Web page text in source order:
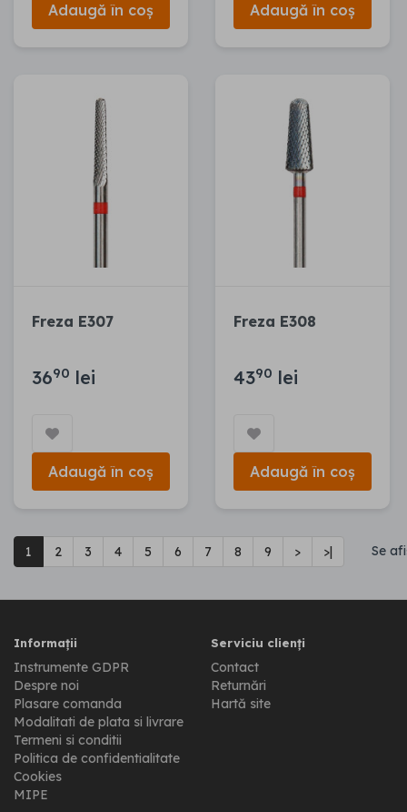
Adaugă în coș Adaugă în coș
Freza E307
3690 lei
Adaugă în coș
Freza E308
4390 lei
Adaugă în coș
1 2 3 4 5 6 7 8 9 > >| Se
Informații
Instrumente GDPR
Despre noi
Plasare comanda
Modalitati de plata si livrare
Termeni si conditii
Politica de confidentialitate
Cookies
MIPE
Serviciu clienți
Contact
Returnări
Hartă site